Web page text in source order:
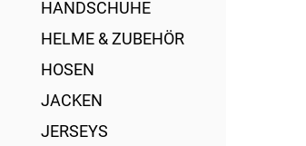
HANDSCHUHE
HELME & ZUBEHÖR
HOSEN
JACKEN
JERSEYS